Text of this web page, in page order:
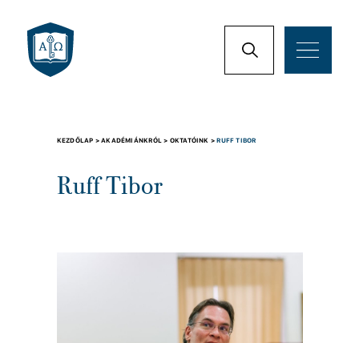
KEZDŐLAP >AKADÉMIÁNKRÓL > OKTATÓINK >RUFF TIBOR
Ruff Tibor